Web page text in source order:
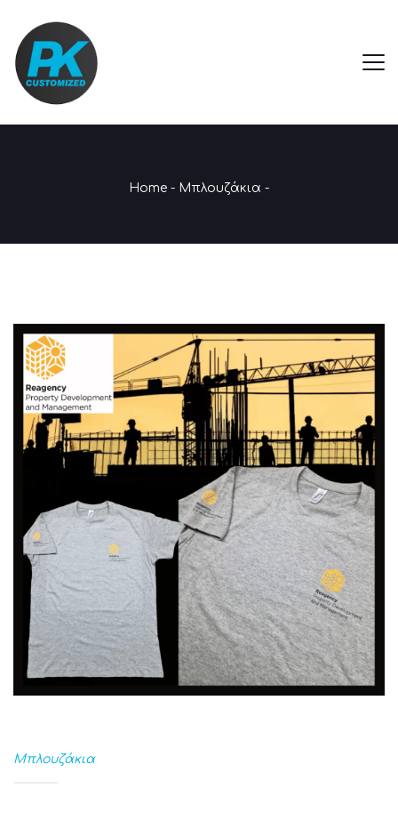
Home - Μπλουζάκια -
Μπλουζάκια